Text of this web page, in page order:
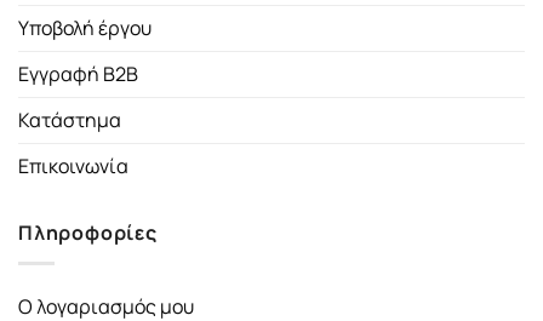
Υποβολή έργου
Εγγραφή B2B
Κατάστημα
Επικοινωνία
Πληροφορίες
Ο λογαριασμός μου